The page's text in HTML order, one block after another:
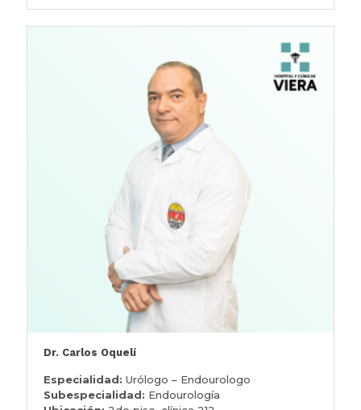
Dr. Carlos Oquelí
Especialidad: Urólogo – Endourologo
Subespecialidad: Endourología